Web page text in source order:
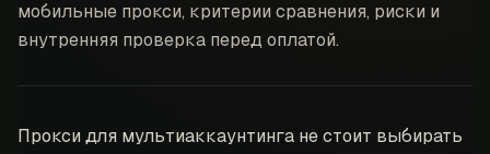
мобильные прокси, критерии сравнения, риски и
внутренняя проверка перед оплатой.
Прокси для мультиаккаунтинга не стоит выбирать